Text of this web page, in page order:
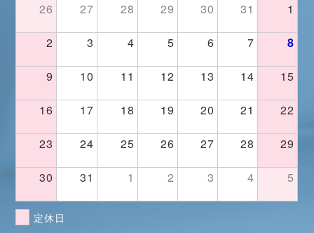
26 27 28 29 30 31 1
2 3 4 5 6 7 8
9 10 11 12 13 14 15
16 17 18 19 20 21 22
23 24 25 26 27 28 29
30 31 1 2 3 4 5
定休日